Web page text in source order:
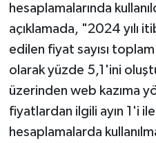
hesaplamalarında
açıklamada, "2024 yılı
edilen fiyat sayısı toplam
olarak yüzde 5,1'ini
üzerinden web kazıma
fiyatlardan ilgili ayın 1'i
hesaplamalarda